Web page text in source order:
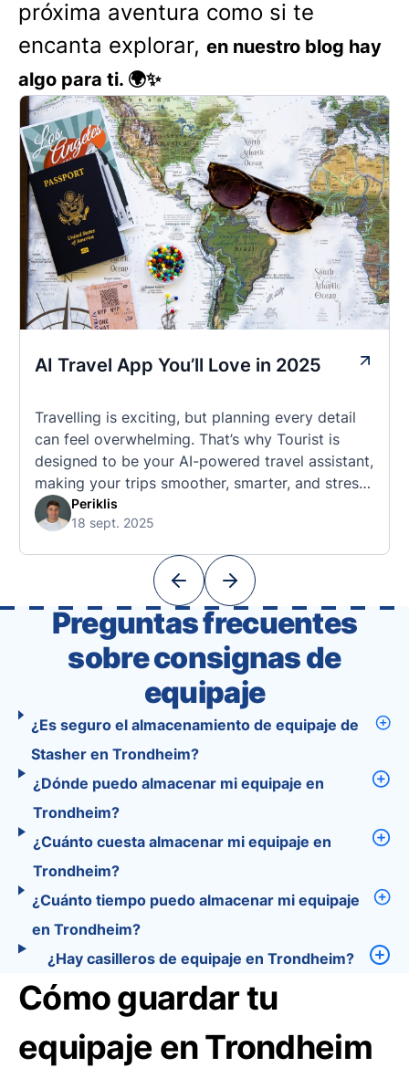
próxima aventura como si te
encanta explorar, en nuestro blog hay
algo para ti. 🌍✨
AI Travel App You’ll Love in 2025
Travelling is exciting, but planning every detail
can feel overwhelming. That’s why Tourist is
designed to be your AI-powered travel assistant,
making your trips smoother, smarter, and stress-
free. 🧭 What Makes the Tourist App Unique?
Unlike standard travel apps, Tourist combines
With Tourist, your trip planning becomes as
Periklis
18 sept. 2025
Preguntas frecuentes
sobre consignas de
equipaje
¿Es seguro el almacenamiento de equipaje de
Stasher en Trondheim?
¿Dónde puedo almacenar mi equipaje en
Trondheim?
¿Cuánto cuesta almacenar mi equipaje en
Trondheim?
¿Cuánto tiempo puedo almacenar mi equipaje
en Trondheim?
¿Hay casilleros de equipaje en Trondheim?
Cómo guardar tu
equipaje en Trondheim